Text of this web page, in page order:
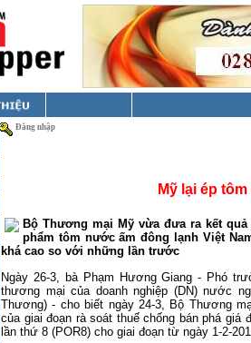
Đăng nhập
Mỹ lại ép
Bộ Thương mại Mỹ vừa đưa ra kết
phẩm tôm nước ấm đông lạnh Việt
khá cao so với những lần trước
Ngày 26-3, bà Phạm Hương Giang - Phó
thương mại của doanh nghiệp (DN) nước
Thương) - cho biết ngày 24-3, Bộ Thương
của giai đoạn rà soát thuế chống bán phá giá
lần thứ 8 (POR8) cho giai đoạn từ ngày 1-2-